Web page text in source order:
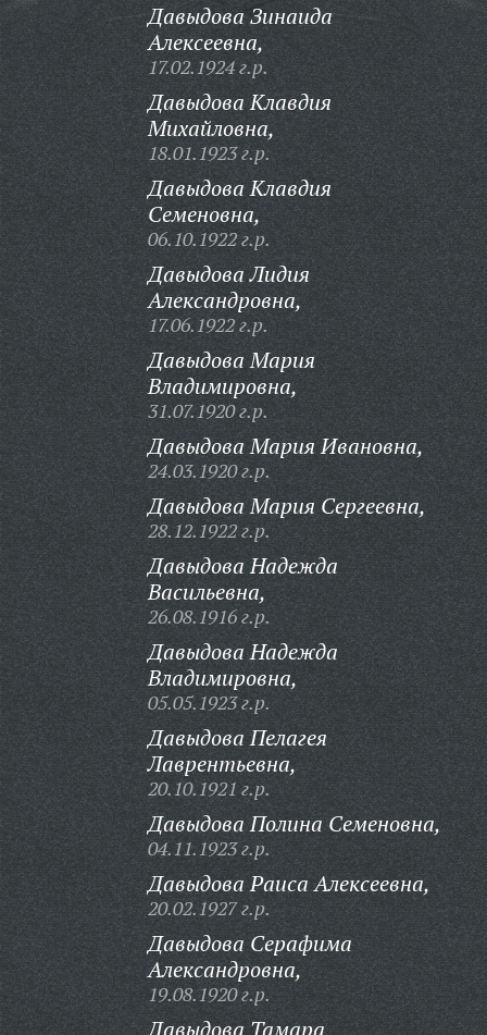
Давыдова Зинаида
Алексеевна,
17.02.1924 г.р.
Давыдова Клавдия
Михайловна,
18.01.1923 г.р.
Давыдова Клавдия
Семеновна,
06.10.1922 г.р.
Давыдова Лидия
Александровна,
17.06.1922 г.р.
Давыдова Мария
Владимировна,
31.07.1920 г.р.
Давыдова Мария Ивановна,
24.03.1920 г.р.
Давыдова Мария Сергеевна,
28.12.1922 г.р.
Давыдова Надежда
Васильевна,
26.08.1916 г.р.
Давыдова Надежда
Владимировна,
05.05.1923 г.р.
Давыдова Пелагея
Лаврентьевна,
20.10.1921 г.р.
Давыдова Полина Семеновна,
04.11.1923 г.р.
Давыдова Раиса Алексеевна,
20.02.1927 г.р.
Давыдова Серафима
Александровна,
19.08.1920 г.р.
Давыдова Тамара